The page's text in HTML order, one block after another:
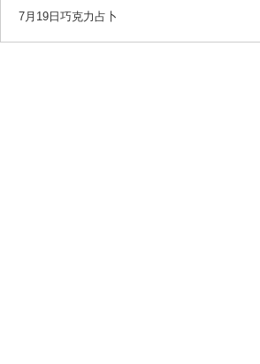
7月19日巧克力占卜